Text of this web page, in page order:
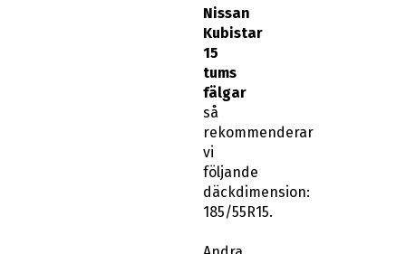
Nissan
Kubistar
15
tums
fälgar
så
rekommenderar
vi
följande
däckdimension:
185/55R15.